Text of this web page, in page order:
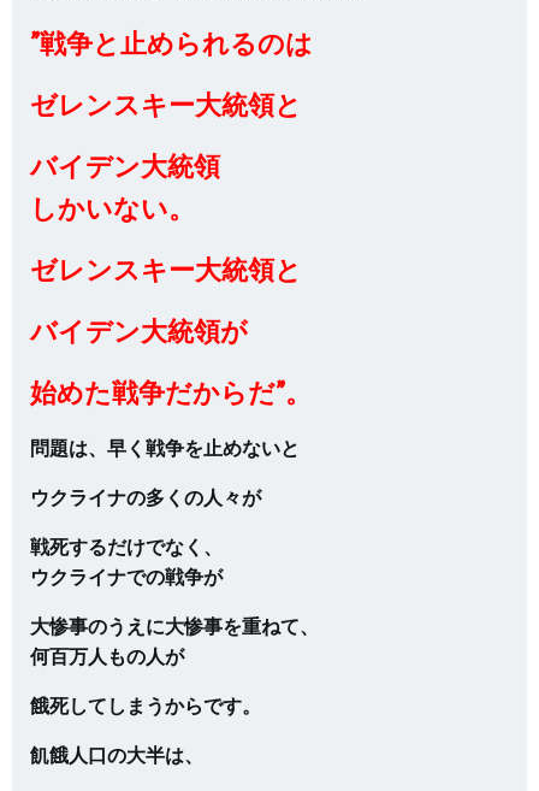
”戦争と止められるのは
ゼレンスキー大統領と
バイデン大統領
しかいない。
ゼレンスキー大統領と
バイデン大統領が
始めた戦争だからだ”。
問題は、早く戦争を止めないと
ウクライナの多くの人々が
戦死するだけでなく、
ウクライナでの戦争が
大惨事のうえに大惨事を重ねて、
何百万人もの人が
餓死してしまうからです。
飢餓人口の大半は、